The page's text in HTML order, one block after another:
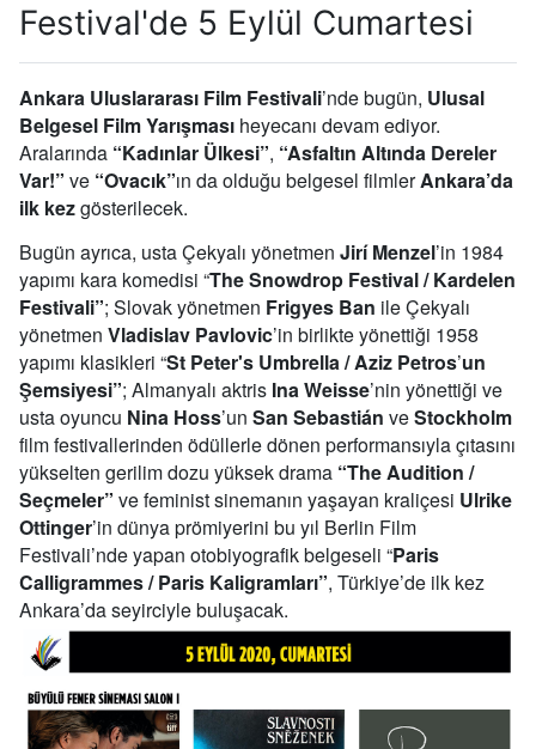
Festival'de 5 Eylül Cumartesi
Ankara Uluslararası Film Festivali’nde bugün, Ulusal
Belgesel Film Yarışması heyecanı devam ediyor.
Aralarında “Kadınlar Ülkesi”, “Asfaltın Altında Dereler
Var!” ve “Ovacık”ın da olduğu belgesel filmlerAnkara’da
ilk kezgösterilecek.
Bugün ayrıca, usta Çekyalı yönetmen Jirí Menzel’in 1984
yapımı kara komedisi “The Snowdrop Festival / Kardelen
Festivali”; Slovak yönetmen Frigyes Ban ile Çekyalı
yönetmen Vladislav Pavlovic’in birlikte yönettiği 1958
yapımı klasikleri “St Peter's Umbrella / Aziz Petros’un
Şemsiyesi”; Almanyalı aktris Ina Weisse’nin yönettiği ve
usta oyuncu Nina Hoss’un San Sebastián veStockholm
film festivallerinden ödüllerle dönen performansıyla çıtasını
yükselten gerilim dozu yüksek drama “The Audition /
Seçmeler” ve feminist sinemanın yaşayan kraliçesi Ulrike
Ottinger’in dünya prömiyerini bu yıl Berlin Film
Festivali’nde yapan otobiyografik belgeseli “Paris
Calligrammes / Paris Kaligramları”, Türkiye’de ilk kez
Ankara’da seyirciyle buluşacak.